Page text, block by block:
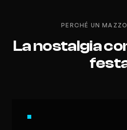
PERCHÉ UN
La nostalgia